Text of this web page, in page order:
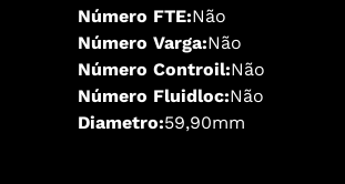
Número FTE:Não
Número Varga:Não
Número Controil:Não
Número Fluidloc:Não
Diametro:59,90mm